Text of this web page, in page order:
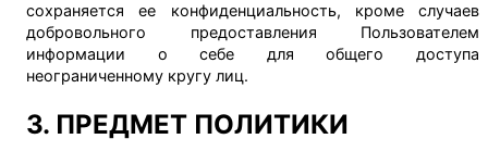
сохраняется ее конфиденциальность, кроме случаев
добровольного предоставления Пользователем
информации о себе для общего доступа
неограниченному кругу лиц.
3. ПРЕДМЕТ ПОЛИТИКИ